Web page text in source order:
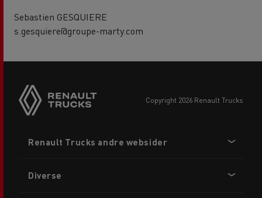
Sebastien GESQUIERE
s.gesquiere@groupe-marty.com
copyright 2026 Renault Trucks
menu
Renault Trucks andre websider
Diverse